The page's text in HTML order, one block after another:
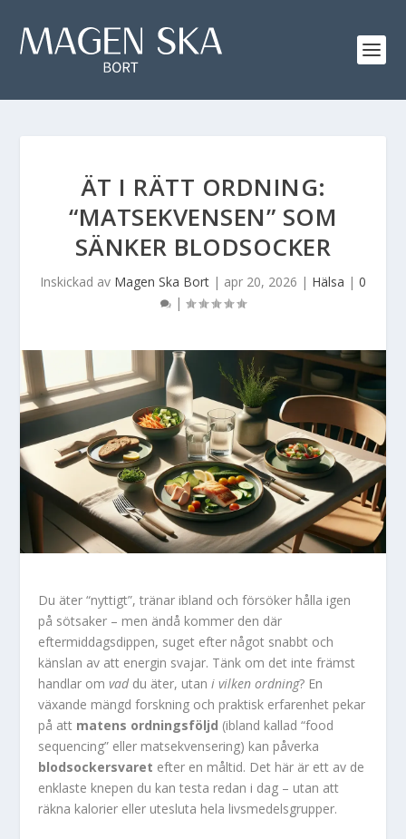
ÄT I RÄTT ORDNING:
“MATSEKVENSEN” SOM
SÄNKER BLODSOCKER
Inskickad av Magen Ska Bort | apr 20, 2026 | Hälsa | 0
|
Du äter “nyttigt”, tränar ibland och försöker hålla igen
på sötsaker – men ändå kommer den där
eftermiddagsdippen, suget efter något snabbt och
känslan av att energin svajar. Tänk om det inte främst
handlar omvaddu äter, utani vilken ordning? En
växande mängd forskning och praktisk erfarenhet pekar
på att matens ordningsföljd (ibland kallad “food
sequencing” eller matsekvensering) kan påverka
blodsockersvaret efter en måltid. Det här är ett av de
enklaste knepen du kan testa redan i dag – utan att
räkna kalorier eller utesluta hela livsmedelsgrupper.